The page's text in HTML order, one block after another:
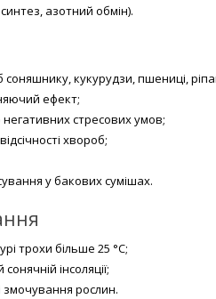
азотний обмін).
кукурудзи, пшениці,
ефект;
негативних стресових умов;
хвороб;
у бакових сумішах.
трохи більше 25 °С;
інсоляції;
змочування рослин.